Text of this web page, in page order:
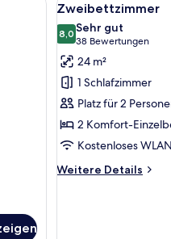
Fotos
für
Zweibettzimmer
anzeigen
5
Zweibettzimmer
8,08,0 von 10
Sehr gut
38 Bewertungen
(38
Bewertungen)
24 m²
1 Schlafzimmer
Platz für 2
2 Komfort-
Kostenloses WLAN
Weitere Details
Weitere